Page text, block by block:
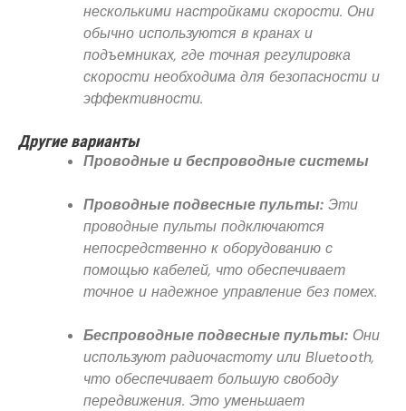
несколькими настройками скорости. Они
обычно используются в кранах и
подъемниках, где точная регулировка
скорости необходима для безопасности и
эффективности.
Другие варианты
Проводные и беспроводные системы
Проводные подвесные пульты: Эти
проводные пульты подключаются
непосредственно к оборудованию с
помощью кабелей, что обеспечивает
точное и надежное управление без помех.
Беспроводные подвесные пульты: Они
используют радиочастоту или Bluetooth,
что обеспечивает большую свободу
передвижения. Это уменьшает